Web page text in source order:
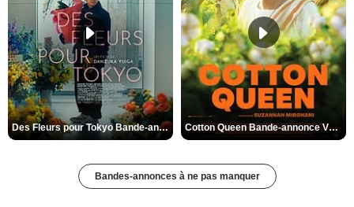
Des Fleurs pour Tokyo Bande-annonce VO STFR Cotton Queen Bande-annonce VO STFR
Bandes-annonces à ne pas manquer